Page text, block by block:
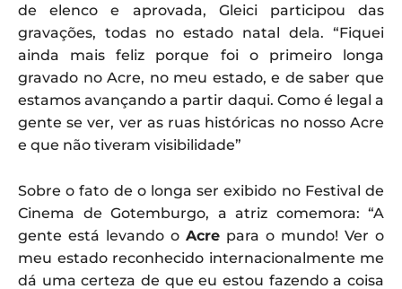
de elenco e aprovada, Gleici participou das
gravações, todas no estado natal dela. “Fiquei
ainda mais feliz porque foi o primeiro longa
gravado no Acre, no meu estado, e de saber que
estamos avançando a partir daqui. Como é legal a
gente se ver, ver as ruas históricas no nosso Acre
e que não tiveram visibilidade”
Sobre o fato de o longa ser exibido no Festival de
Cinema de Gotemburgo, a atriz comemora: “A
gente está levando o Acre para o mundo! Ver o
meu estado reconhecido internacionalmente me
dá uma certeza de que eu estou fazendo a coisa